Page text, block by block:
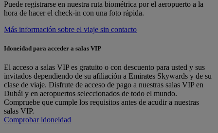
Puede registrarse en nuestra ruta biométrica por el aeropuerto a la
hora de hacer el check-in con una foto rápida.
Más información sobre el viaje sin contacto
Idoneidad para acceder a salas VIP
El acceso a salas VIP es gratuito o con descuento para usted y sus
invitados dependiendo de su afiliación a Emirates Skywards y de su
clase de viaje. Disfrute de acceso de pago a nuestras salas VIP en
Dubái y en aeropuertos seleccionados de todo el mundo.
Compruebe que cumple los requisitos antes de acudir a nuestras
salas VIP.
Comprobar idoneidad